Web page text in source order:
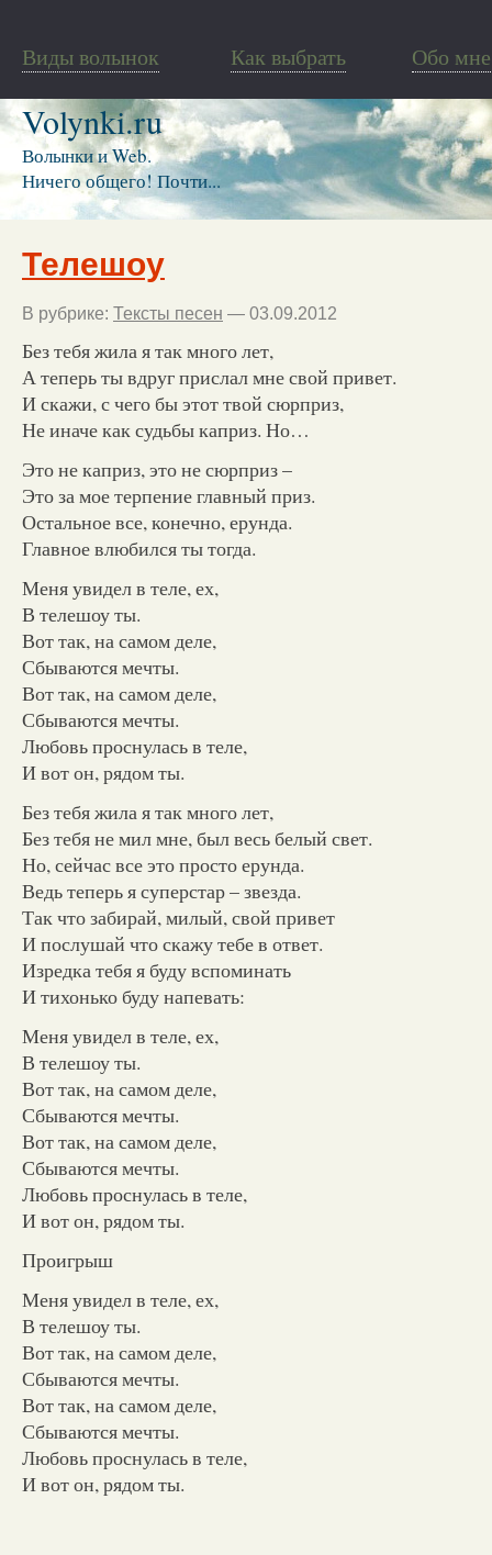
Виды волынок Как выбрать Обо мне
Volynki.ru
Волынки и Web.
Ничего общего! Почти...
Телешоу
В рубрике: Тексты песен — 03.09.2012
Без тебя жила я так много лет,
А теперь ты вдруг прислал мне свой привет.
И скажи, с чего бы этот твой сюрприз,
Не иначе как судьбы каприз. Но…
Это не каприз, это не сюрприз –
Это за мое терпение главный приз.
Остальное все, конечно, ерунда.
Главное влюбился ты тогда.
Меня увидел в теле, ех,
В телешоу ты.
Вот так, на самом деле,
Сбываются мечты.
Вот так, на самом деле,
Сбываются мечты.
Любовь проснулась в теле,
И вот он, рядом ты.
Без тебя жила я так много лет,
Без тебя не мил мне, был весь белый свет.
Но, сейчас все это просто ерунда.
Ведь теперь я суперстар – звезда.
Так что забирай, милый, свой привет
И послушай что скажу тебе в ответ.
Изредка тебя я буду вспоминать
И тихонько буду напевать:
Меня увидел в теле, ех,
В телешоу ты.
Вот так, на самом деле,
Сбываются мечты.
Вот так, на самом деле,
Сбываются мечты.
Любовь проснулась в теле,
И вот он, рядом ты.
Проигрыш
Меня увидел в теле, ех,
В телешоу ты.
Вот так, на самом деле,
Сбываются мечты.
Вот так, на самом деле,
Сбываются мечты.
Любовь проснулась в теле,
И вот он, рядом ты.